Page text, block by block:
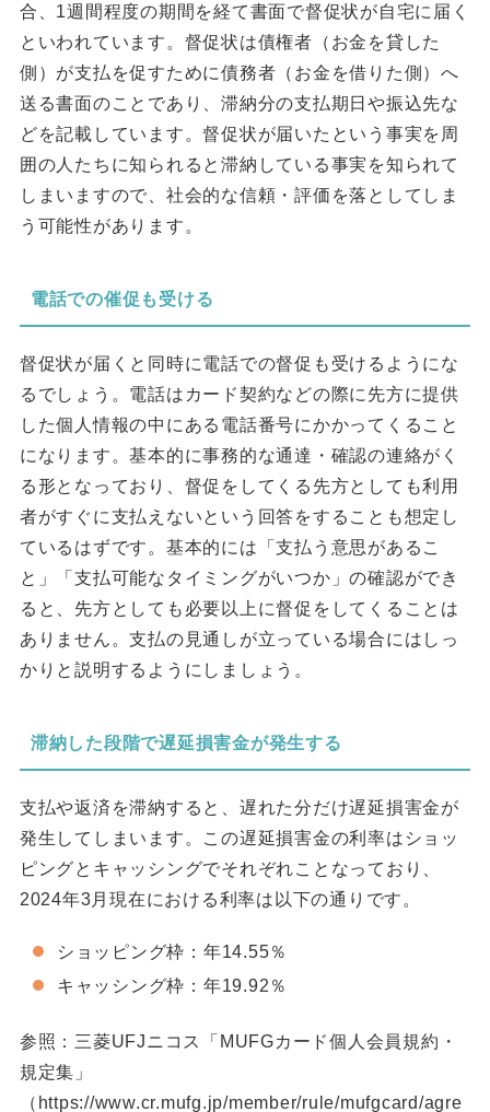
合、1週間程度の期間を経て書面で督促状が自宅に届く
といわれています。督促状は債権者（お金を貸した
側）が支払を促すために債務者（お金を借りた側）へ
送る書面のことであり、滞納分の支払期日や振込先な
どを記載しています。督促状が届いたという事実を周
囲の人たちに知られると滞納している事実を知られて
しまいますので、社会的な信頼・評価を落としてしま
う可能性があります。
電話での催促も受ける
督促状が届くと同時に電話での督促も受けるようにな
るでしょう。電話はカード契約などの際に先方に提供
した個人情報の中にある電話番号にかかってくること
になります。基本的に事務的な通達・確認の連絡がく
る形となっており、督促をしてくる先方としても利用
者がすぐに支払えないという回答をすることも想定し
ているはずです。基本的には「支払う意思があるこ
と」「支払可能なタイミングがいつか」の確認ができ
ると、先方としても必要以上に督促をしてくることは
ありません。支払の見通しが立っている場合にはしっ
かりと説明するようにしましょう。
滞納した段階で遅延損害金が発生する
支払や返済を滞納すると、遅れた分だけ遅延損害金が
発生してしまいます。この遅延損害金の利率はショッ
ピングとキャッシングでそれぞれことなっており、
2024年3月現在における利率は以下の通りです。
ショッピング枠：年14.55％
キャッシング枠：年19.92％
参照：三菱UFJニコス「MUFGカード個人会員規約・
規定集」
（https://www.cr.mufg.jp/member/rule/mufgcard/agre